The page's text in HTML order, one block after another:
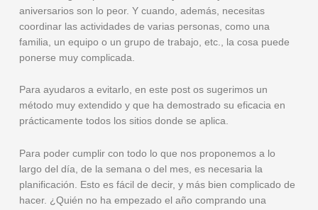
aniversarios son lo peor. Y cuando, además, necesitas
coordinar las actividades de varias personas, como una
familia, un equipo o un grupo de trabajo, etc., la cosa puede
ponerse muy complicada.
Para ayudaros a evitarlo, en este post os sugerimos un
método muy extendido y que ha demostrado su eficacia en
prácticamente todos los sitios donde se aplica.
Para poder cumplir con todo lo que nos proponemos a lo
largo del día, de la semana o del mes, es necesaria la
planificación. Esto es fácil de decir, y más bien complicado de
hacer. ¿Quién no ha empezado el año comprando una